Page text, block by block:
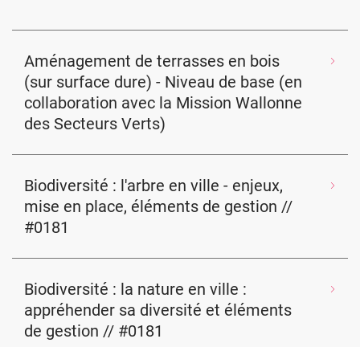
Aménagement de terrasses en bois
(sur surface dure) - Niveau de base (en
collaboration avec la Mission Wallonne
des Secteurs Verts)
Biodiversité : l'arbre en ville - enjeux,
mise en place, éléments de gestion //
#0181
Biodiversité : la nature en ville :
appréhender sa diversité et éléments
de gestion // #0181